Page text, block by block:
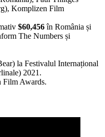
Komplizen Film
$60,456în România și
The Numbers și
la Festivalul Internațional
2021.
Film Awards.